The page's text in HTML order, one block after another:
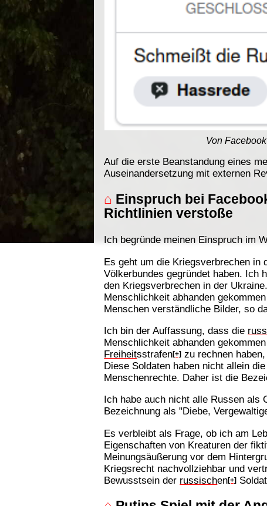
Von
Auf die erste Beanstandung eines
Auseinandersetzung mit externen
⌂ Einspruch bei
Richtlinien verstoße
Ich begründe meinen Einspruch im
Es geht um die Kriegsverbrechen in
Völkerbundes gegründet haben. Ich
den Kriegsverbrechen in der
Menschlichkeit abhanden
Menschen verständliche Bilder, so
Ich bin der Auffassung, dass die
Menschlichkeit abhanden
Freiheitsstrafen[+] zu rechnen
Diese Soldaten haben nicht allein
Menschenrechte. Daher ist die
Ich habe auch nicht alle Russen als
Bezeichnung als "Diebe,
Es verbleibt als Frage, ob ich am
Eigenschaften von Kreaturen der
Meinungsäußerung vor dem
Kriegsrecht nachvollziehbar und
Bewusstsein der russischen[+]